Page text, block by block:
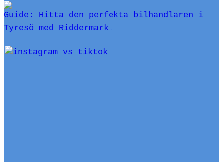
Guide: Hitta den perfekta bilhandlaren i
Tyresö med Riddermark.